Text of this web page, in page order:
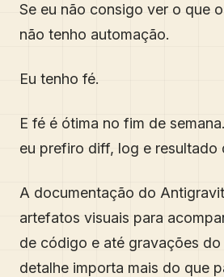
Se eu não consigo ver o que
não tenho automação.
Eu tenho fé.
E fé é ótima no fim de
eu prefiro diff, log e resultado
A documentação do
artefatos visuais para
de código e até gravações do
detalhe importa mais do que